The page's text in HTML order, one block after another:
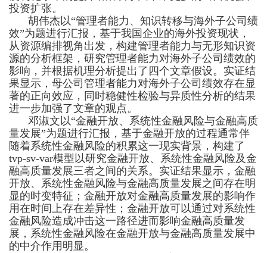
投资扩张。
胡伟杰以“管理者能力、知识转移与海外子公司绩
效”为题进行汇报，基于我国企业的海外投资现状，
从资源编排视角出发，构建管理者能力与无形知识资
源的分析框架，研究管理者能力对海外子公司绩效的
影响，并根据机理分析提出了四个文章假设。实证结
果显示，母公司管理者能力对海外子公司绩效存在显
著的正向效应，同时稳健性检验与异质性分析的结果
进一步加强了文章的观点。
邓淑文以“金融开放、系统性金融风险与金融高质
量发展”为题进行汇报，基于金融开放的过程通常伴
随着系统性金融风险的积累这一现实背景，构建了
tvp-sv-var模型以研究金融开放、系统性金融风险及金
融高质量发展三者之间的关系。实证结果显示，金融
开放、系统性金融风险与金融高质量发展之间存在明
显的时变特征；金融开放对金融高质量发展的影响作
用在时间上存在差异性；金融开放可以通过对系统性
金融风险造成冲击这一路径进而影响金融高质量发
展，系统性金融风险在金融开放与金融高质量发展中
的中介作用明显。